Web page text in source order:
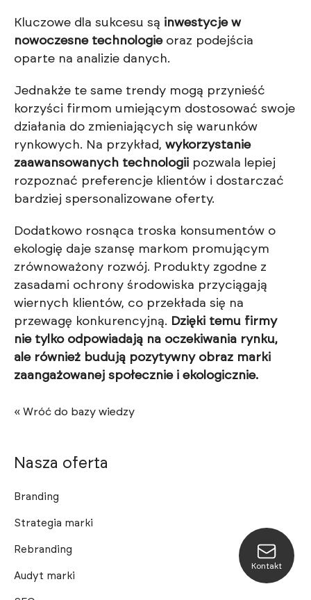
Kluczowe dla sukcesu są inwestycje w
nowoczesne technologieoraz podejścia
oparte na analizie danych.
Jednakże te same trendy mogą przynieść
korzyści firmom umiejącym dostosować swoje
działania do zmieniających się warunków
rynkowych. Na przykład, wykorzystanie
zaawansowanych technologii pozwala lepiej
rozpoznać preferencje klientów i dostarczać
bardziej spersonalizowane oferty.
Dodatkowo rosnąca troska konsumentów o
ekologię daje szansę markom promującym
zrównoważony rozwój. Produkty zgodne z
zasadami ochrony środowiska przyciągają
wiernych klientów, co przekłada się na
przewagę konkurencyjną. Dzięki temu firmy
nie tylko odpowiadają na oczekiwania rynku,
ale również budują pozytywny obraz marki
zaangażowanej społecznie i ekologicznie.
« Wróć do bazy wiedzy
Nasza oferta
Branding
Strategia marki
Rebranding
Audyt marki
Kontakt